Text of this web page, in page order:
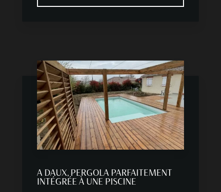
A DAUX, PERGOLA PARFAITEMENT
INTÉGRÉE À UNE PISCINE